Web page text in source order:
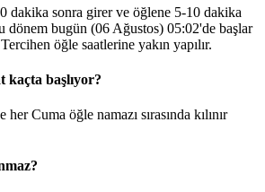
dakika sonra girer ve öğlene 5-10 dakika
dönem bugün (06 Ağustos) 05:02'de başlar
öğle saatlerine yakın yapılır.
kaçta başlıyor?
Cuma öğle namazı sırasında kılınır